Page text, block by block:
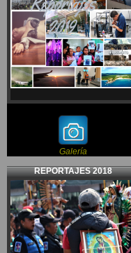
Galería
REPORTAJES 2018